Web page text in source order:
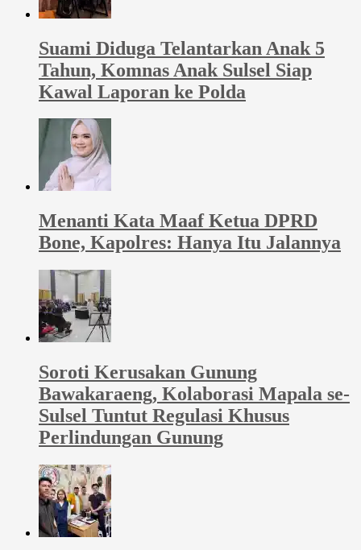
Suami Diduga Telantarkan Anak 5
Tahun, Komnas Anak Sulsel Siap
Kawal Laporan ke Polda
Menanti Kata Maaf Ketua DPRD
Bone, Kapolres: Hanya Itu Jalannya
Soroti Kerusakan Gunung
Bawakaraeng, Kolaborasi Mapala se-
Sulsel Tuntut Regulasi Khusus
Perlindungan Gunung